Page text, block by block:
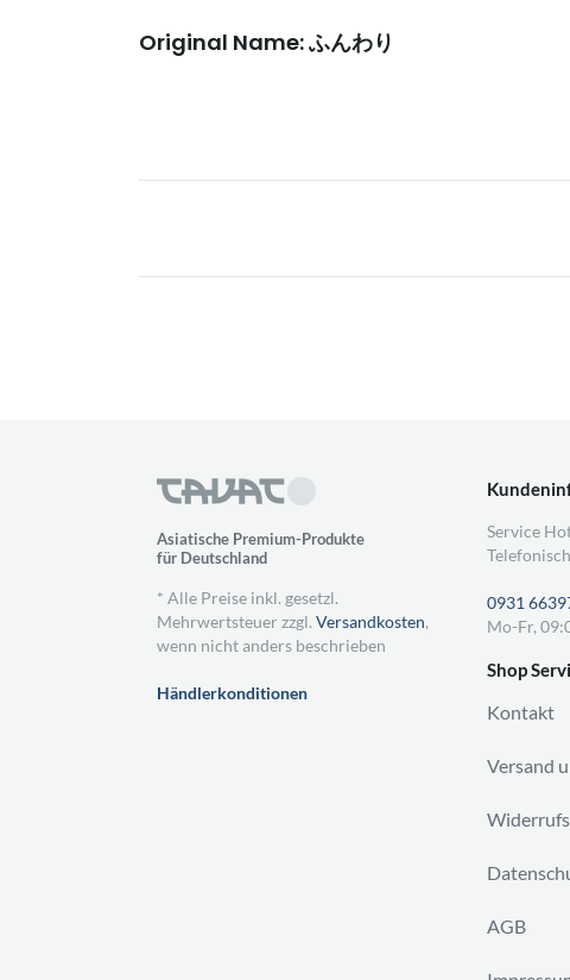
Original Name: ふんわり
Asiatische Premium-Produkte
für Deutschland
* Alle Preise inkl. gesetzl.
Mehrwertsteuer zzgl. Versandkosten,
wenn nicht anders beschrieben
Händlerkonditionen
Service
0931
Mo-Fr,
Shop
Kontakt
Versand
AGB